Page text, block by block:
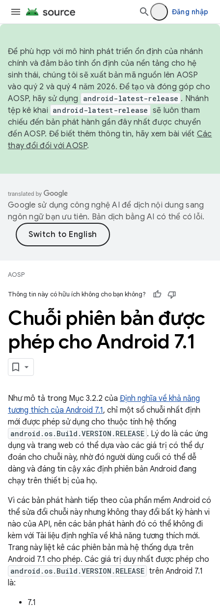
Đăng nhập
Để phù hợp với mô hình phát triển ổn định của nhánh
chính và đảm bảo tính ổn định của nền tảng cho hệ
sinh thái, chúng tôi sẽ xuất bản mã nguồn lên AOSP
vào quý 2 và quý 4 năm 2026. Để tạo và đóng góp cho
AOSP, hãy sử dụng
android-latest-release . Nhánh
tệp kê khai android-latest-release sẽ luôn tham
chiếu đến bản phát hành gần đây nhất được chuyển
đến AOSP. Để biết thêm thông tin, hãy xem bài viết Các
thay đổi đối với AOSP.
Google sử dụng công nghệ AI để dịch nội dung sang
ngôn ngữ bạn ưu tiên. Bản dịch bằng AI có thể có lỗi.
AOSP
Thông tin này có hữu ích không cho bạn không?
Chuỗi phiên bản được
phép cho Android 7.1
Như mô tả trong Mục 3.2.2 của Định nghĩa về khả năng
tương thích của Android 7.1, chỉ một số chuỗi nhất định
mới được phép sử dụng cho thuộc tính hệ thống
android.os.Build.VERSION.RELEASE . Lý do là các ứng
dụng và trang web có thể dựa vào các giá trị có thể dự
đoán cho chuỗi này, nhờ đó người dùng cuối có thể dễ
dàng và đáng tin cậy xác định phiên bản Android đang
chạy trên thiết bị của họ.
Vì các bản phát hành tiếp theo của phần mềm Android có
thể sửa đổi chuỗi này nhưng không thay đổi bất kỳ hành vi
nào của API, nên các bản phát hành đó có thể không đi
kèm với Tài liệu định nghĩa về khả năng tương thích mới.
Trang này liệt kê các phiên bản mà hệ thống dựa trên
Android 7.1 cho phép. Các giá trị duy nhất được phép cho
android.os.Build.VERSION.RELEASE trên Android 7.1
là:
7.1